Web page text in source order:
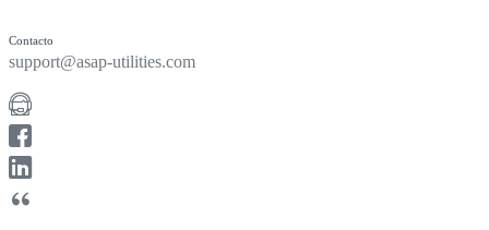
Contacto
support@asap-utilities.com